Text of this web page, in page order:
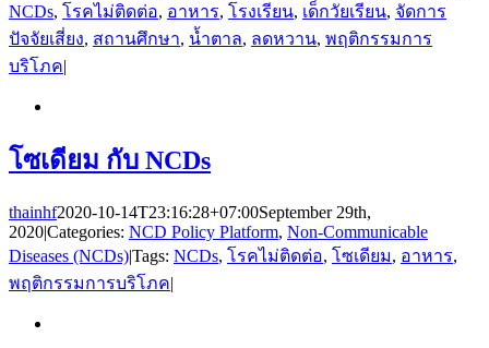
NCDs, โรคไม่ติดต่อ, อาหาร, โรงเรียน, เด็กวัยเรียน, จัดการ
ปัจจัยเสี่ยง, สถานศึกษา, น้ำตาล, ลดหวาน, พฤติกรรมการ
บริโภค|
โซเดียม กับ NCDs
thainhf2020-10-14T23:16:28+07:00September 29th,
2020|Categories: NCD Policy Platform, Non-Communicable
Diseases (NCDs)|Tags: NCDs, โรคไม่ติดต่อ, โซเดียม, อาหาร,
พฤติกรรมการบริโภค|